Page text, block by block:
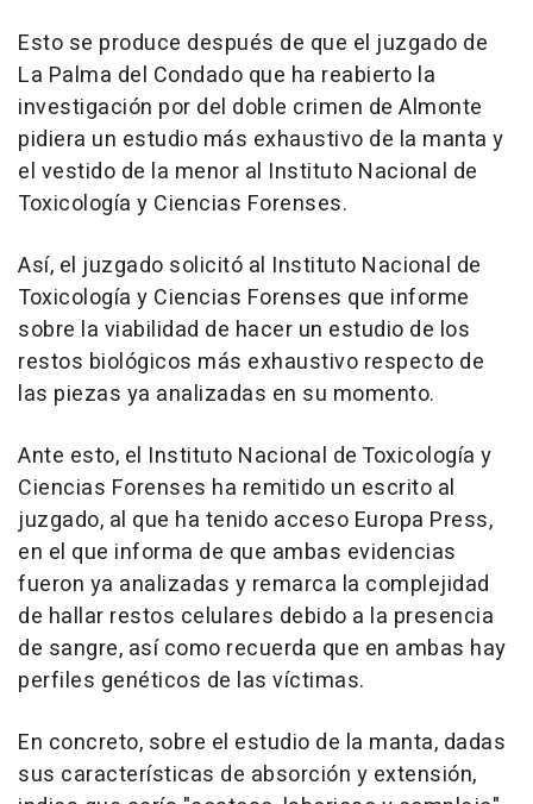
Esto se produce después de que el juzgado de
La Palma del Condado que ha reabierto la
investigación por del doble crimen de Almonte
pidiera un estudio más exhaustivo de la manta y
el vestido de la menor al Instituto Nacional de
Toxicología y Ciencias Forenses.
Así, el juzgado solicitó al Instituto Nacional de
Toxicología y Ciencias Forenses que informe
sobre la viabilidad de hacer un estudio de los
restos biológicos más exhaustivo respecto de
las piezas ya analizadas en su momento.
Ante esto, el Instituto Nacional de Toxicología y
Ciencias Forenses ha remitido un escrito al
juzgado, al que ha tenido acceso Europa Press,
en el que informa de que ambas evidencias
fueron ya analizadas y remarca la complejidad
de hallar restos celulares debido a la presencia
de sangre, así como recuerda que en ambas hay
perfiles genéticos de las víctimas.
En concreto, sobre el estudio de la manta, dadas
sus características de absorción y extensión,